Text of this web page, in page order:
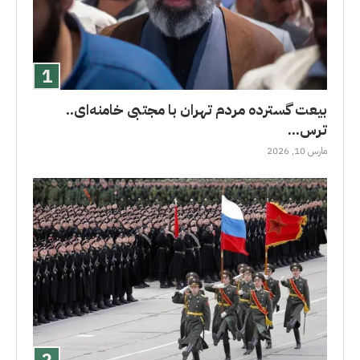
بیعت گسترده مردم تهران با مجتبی خامنه‌ای..
ترس...
مارس 10, 2026